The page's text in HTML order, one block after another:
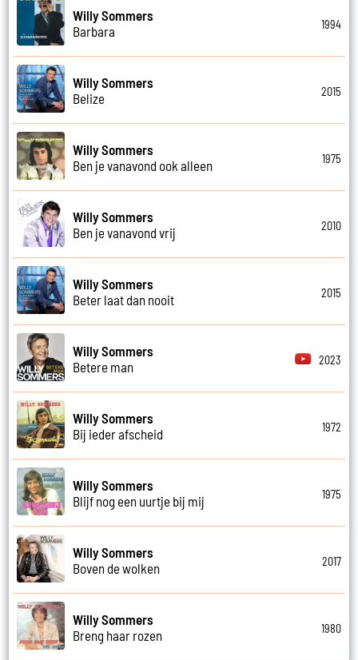
Willy Sommers
Barbara
1994
Willy Sommers
Belize
2015
Willy Sommers
Ben je vanavond ook alleen
1975
Willy Sommers
Ben je vanavond vrij
2010
Willy Sommers
Beter laat dan nooit
2015
Willy Sommers
Betere man
2023
Willy Sommers
Bij ieder afscheid
1972
Willy Sommers
Blijf nog een uurtje bij mij
1975
Willy Sommers
Boven de wolken
2017
Willy Sommers
Breng haar rozen
1980